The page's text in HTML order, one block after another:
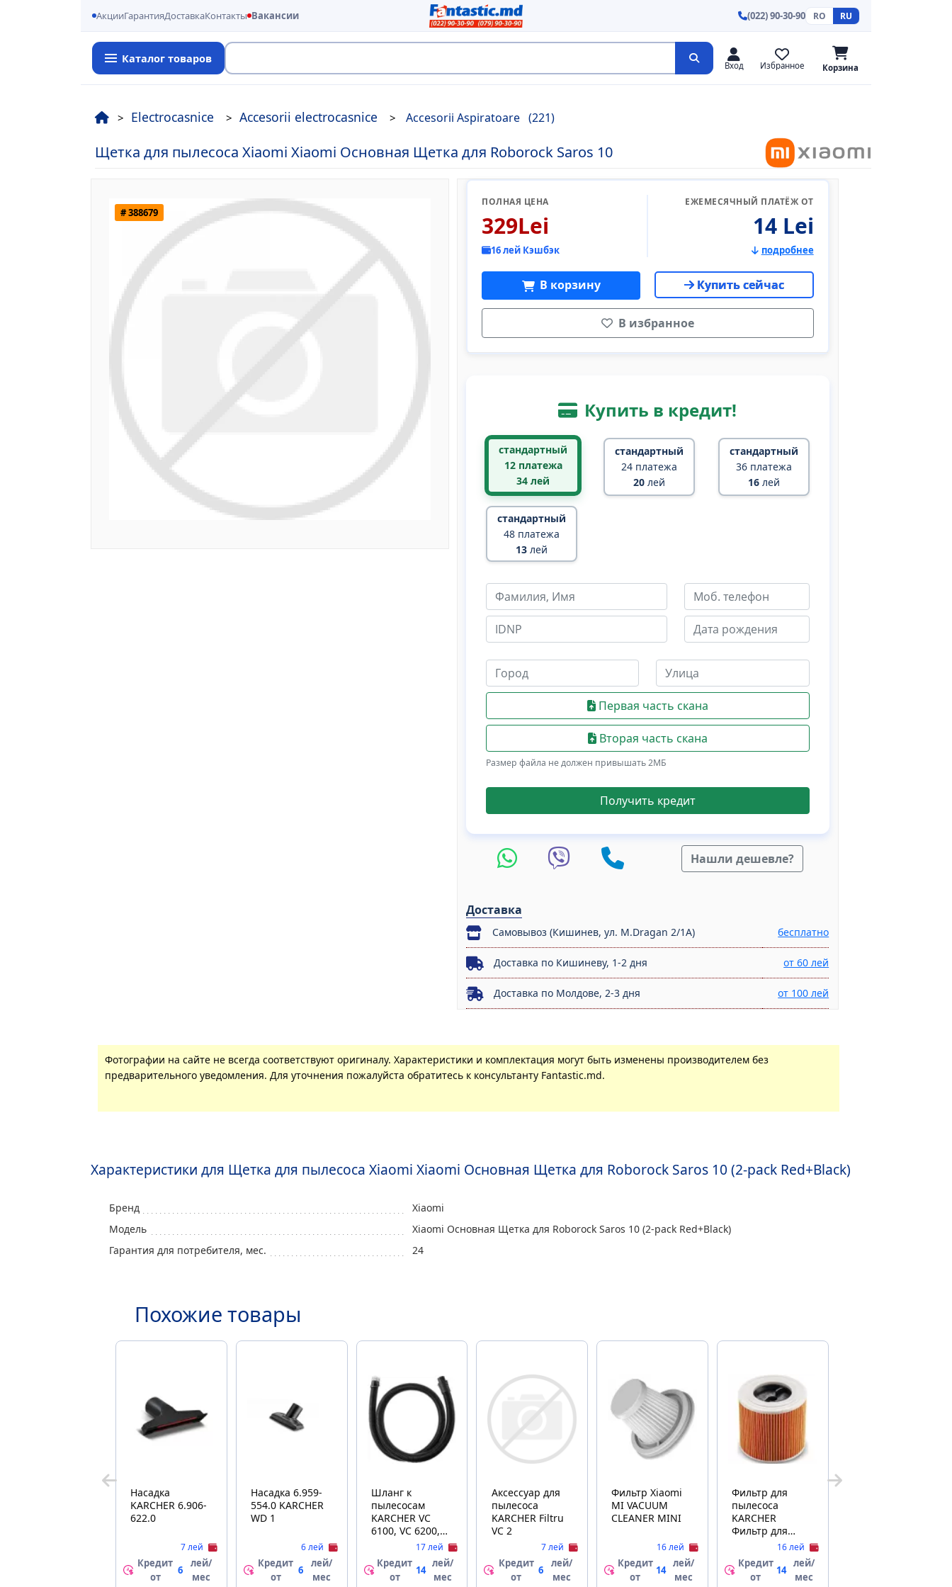
АкцииГарантияДоставкаКонтакты Вакансии (022) 90-30-90 RO RU
Каталог товаров
Вход Избранное Корзина
Electrocasnice Accesorii electrocasnice Accesorii Aspiratoare (221)
Щетка для пылесоса Xiaomi Xiaomi Основная Щетка для Roborock Saros 10
# 388679
ПОЛНАЯ ЦЕНА
329Lei
16 лей Кэшбэк
ЕЖЕМЕСЯЧНЫЙ ПЛАТЁЖ ОТ
14 Lei
подробнее
В корзину Купить сейчас
В избранное
Купить в кредит!
стандартный
12 платежа
34 лей
стандартный
24 платежа
20лей
стандартный
36 платежа
16лей
стандартный
48 платежа
13 лей
Первая часть скана
Вторая часть скана
Размер файла не должен привышать 2МБ
Получить кредит
Нашли дешевле?
Доставка
Самовывоз (Кишинев, ул. M.Dragan 2/1A) бесплатно
Доставка по Кишиневу, 1-2 дня от 60 лей
Доставка по Молдове, 2-3 дня от 100 лей
Фотографии на сайте не всегда соответствуют оригиналу. Характеристики и комплектация могут быть изменены производителем без
предварительного уведомления. Для уточнения пожалуйста обратитесь к консультанту Fantastic.md.
Характеристики для Щетка для пылесоса Xiaomi Xiaomi Основная Щетка для Roborock Saros 10 (2-pack Red+Black)
Бренд
Xiaomi
Модель
Xiaomi Основная Щетка для Roborock Saros 10 (2-pack Red+Black)
Гарантия для потребителя, мес.
24
Похожие товары
Насадка
KARCHER 6.906-
622.0
7 лей
Кредит
от
6
лей/
мес
Насадка 6.959-
554.0 KARCHER
WD 1
6 лей
Кредит
от
6
лей/
мес
Шланг к
пылесосам
KARCHER VC
6100, VC 6200,
6000 (6.901-
058.0)
17 лей
Кредит
от
14
лей/
мес
Аксессуар для
пылесоса
KARCHER Filtru
VC 2
7 лей
Кредит
от
6
лей/
мес
Фильтр Xiaomi
MI VACUUM
CLEANER MINI
16 лей
Кредит
от
14
лей/
мес
Фильтр для
пылесоса
KARCHER
Фильтр для
пылесоса
303.0 Filtru
cartuș WD/SE
16 лей
Кредит
от
14
лей/
мес